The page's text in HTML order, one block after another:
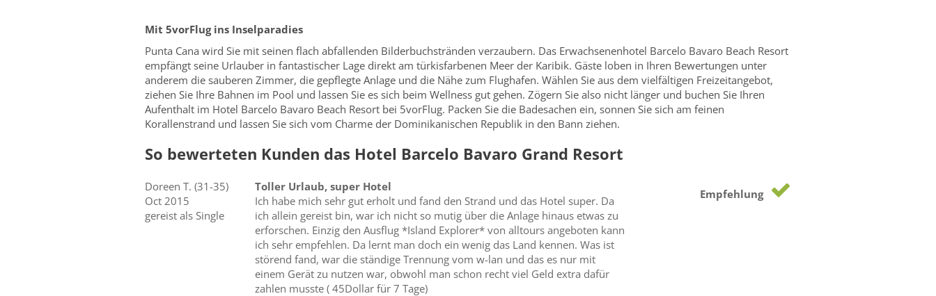
Mit 5vorFlug ins Inselparadies
Punta Cana wird Sie mit seinen flach abfallenden Bilderbuchstränden verzaubern. Das Erwachsenenhotel Barcelo Bavaro Beach Resort
empfängt seine Urlauber in fantastischer Lage direkt am türkisfarbenen Meer der Karibik. Gäste loben in Ihren Bewertungen unter
anderem die sauberen Zimmer, die gepflegte Anlage und die Nähe zum Flughafen. Wählen Sie aus dem vielfältigen Freizeitangebot,
ziehen Sie Ihre Bahnen im Pool und lassen Sie es sich beim Wellness gut gehen. Zögern Sie also nicht länger und buchen Sie Ihren
Aufenthalt im Hotel Barcelo Bavaro Beach Resort bei 5vorFlug. Packen Sie die Badesachen ein, sonnen Sie sich am feinen
Korallenstrand und lassen Sie sich vom Charme der Dominikanischen Republik in den Bann ziehen.
So bewerteten Kunden das Hotel Barcelo Bavaro Grand Resort
Doreen T. (31-35)
Oct 2015
gereist als Single
Toller Urlaub, super Hotel
Ich habe mich sehr gut erholt und fand den Strand und das Hotel super. Da
ich allein gereist bin, war ich nicht so mutig über die Anlage hinaus etwas zu
erforschen. Einzig den Ausflug *Island Explorer* von alltours angeboten kann
ich sehr empfehlen. Da lernt man doch ein wenig das Land kennen. Was ist
störend fand, war die ständige Trennung vom w-lan und das es nur mit
einem Gerät zu nutzen war, obwohl man schon recht viel Geld extra dafür
zahlen musste ( 45Dollar für 7 Tage)
Empfehlung